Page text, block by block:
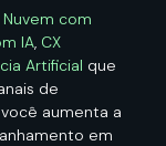
Nuvem com
IA, CX
Artificial que
de
aumenta a
em